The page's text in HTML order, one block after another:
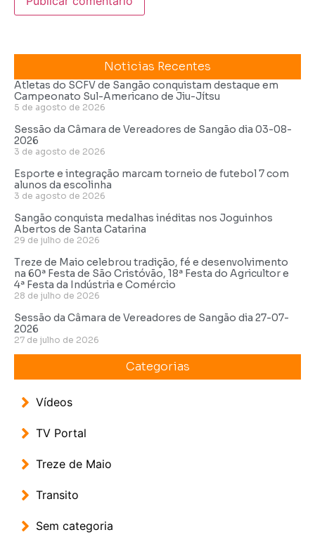
Noticias Recentes
Atletas do SCFV de Sangão conquistam destaque em
Campeonato Sul-Americano de Jiu-Jítsu
5 de agosto de 2026
Sessão da Câmara de Vereadores de Sangão dia 03-08-
2026
3 de agosto de 2026
Esporte e integração marcam torneio de futebol 7 com
alunos da escolinha
3 de agosto de 2026
Sangão conquista medalhas inéditas nos Joguinhos
Abertos de Santa Catarina
29 de julho de 2026
Treze de Maio celebrou tradição, fé e desenvolvimento
na 60ª Festa de São Cristóvão, 18ª Festa do Agricultor e
4ª Festa da Indústria e Comércio
28 de julho de 2026
Sessão da Câmara de Vereadores de Sangão dia 27-07-
2026
27 de julho de 2026
Categorias
Vídeos
TV Portal
Treze de Maio
Transito
Sem categoria